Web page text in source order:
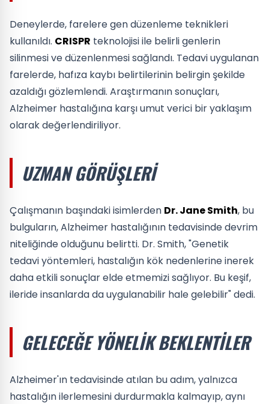
Deneylerde, farelere gen düzenleme teknikleri
kullanıldı. CRISPR teknolojisi ile belirli genlerin
silinmesi ve düzenlenmesi sağlandı. Tedavi uygulanan
farelerde, hafıza kaybı belirtilerinin belirgin şekilde
azaldığı gözlemlendi. Araştırmanın sonuçları,
Alzheimer hastalığına karşı umut verici bir yaklaşım
olarak değerlendiriliyor.
UZMAN GÖRÜŞLERI
Çalışmanın başındaki isimlerden Dr. Jane Smith, bu
bulguların, Alzheimer hastalığının tedavisinde devrim
niteliğinde olduğunu belirtti. Dr. Smith, "Genetik
tedavi yöntemleri, hastalığın kök nedenlerine inerek
daha etkili sonuçlar elde etmemizi sağlıyor. Bu keşif,
ileride insanlarda da uygulanabilir hale gelebilir" dedi.
GELECEĞE YÖNELIK BEKLENTILER
Alzheimer'ın tedavisinde atılan bu adım, yalnızca
hastalığın ilerlemesini durdurmakla kalmayıp, aynı